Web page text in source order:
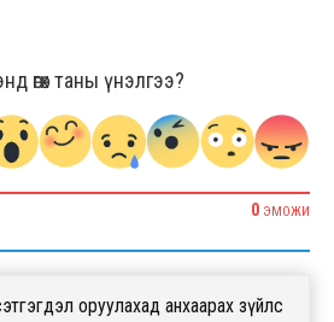
өгөх таны үнэлгээ?
0 ЭМОЖИ
оруулахад анхаарах зүйлс